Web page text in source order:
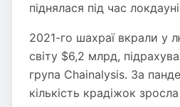
піднялася під час
2021-го шахраї вкрали у
світу $6,2 млрд,
група Chainalysis. За
кількість крадіжок